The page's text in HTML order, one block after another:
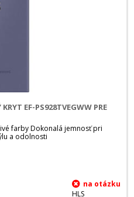
EF-PS928TVEGWW PRE
farby Dokonalá jemnosť pri
a odolnosti
HLS